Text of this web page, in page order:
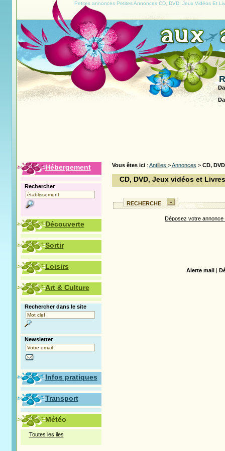
Petites annonces Petites Annonces CD, DVD, Jeux Vidéos Et
Vous êtes ici: Antilles >Annonces > CD,
CD, DVD, Jeux vidéos et
Déposez votre
Alerte mail|
Hébergement
Rechercher
Découverte
Sortir
Loisirs
Art & Culture
Rechercher dans le site
Newsletter
Infos pratiques
Transport
Météo
Toutes les iles